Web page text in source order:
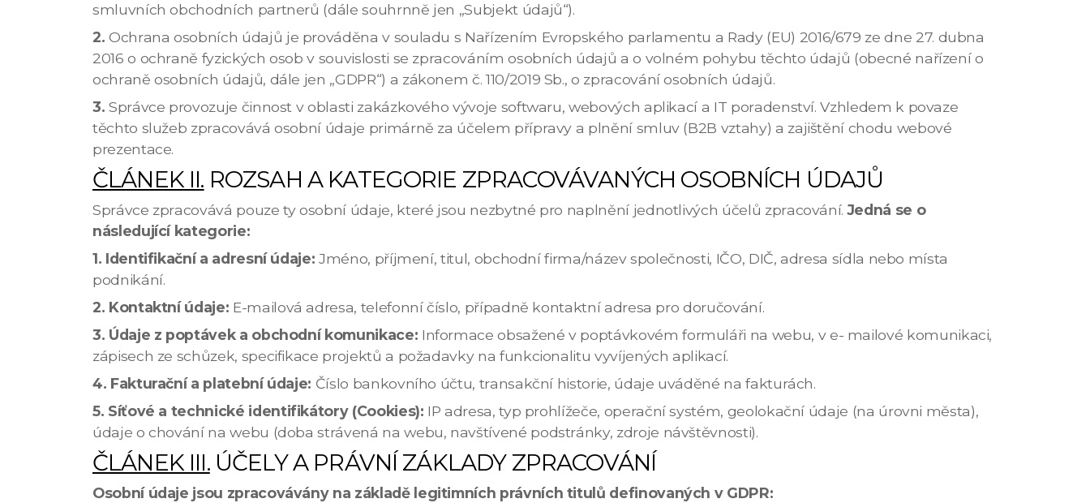
smluvních obchodních partnerů (dále souhrnně jen „Subjekt údajů“).
2. Ochrana osobních údajů je prováděna v souladu s Nařízením Evropského parlamentu a Rady (EU) 2016/679 ze dne 27. dubna
2016 o ochraně fyzických osob v souvislosti se zpracováním osobních údajů a o volném pohybu těchto údajů (obecné nařízení o
ochraně osobních údajů, dále jen „GDPR“) a zákonem č. 110/2019 Sb., o zpracování osobních údajů.
3. Správce provozuje činnost v oblasti zakázkového vývoje softwaru, webových aplikací a IT poradenství. Vzhledem k povaze
těchto služeb zpracovává osobní údaje primárně za účelem přípravy a plnění smluv (B2B vztahy) a zajištění chodu webové
prezentace.
ČLÁNEK II. ROZSAH A KATEGORIE ZPRACOVÁVANÝCH OSOBNÍCH ÚDAJŮ
Správce zpracovává pouze ty osobní údaje, které jsou nezbytné pro naplnění jednotlivých účelů zpracování. Jedná se o
následující kategorie:
1. Identifikační a adresní údaje: Jméno, příjmení, titul, obchodní firma/název společnosti, IČO, DIČ, adresa sídla nebo místa
podnikání.
2. Kontaktní údaje: E-mailová adresa, telefonní číslo, případně kontaktní adresa pro doručování.
3. Údaje z poptávek a obchodní komunikace: Informace obsažené v poptávkovém formuláři na webu, v e- mailové komunikaci,
zápisech ze schůzek, specifikace projektů a požadavky na funkcionalitu vyvíjených aplikací.
4. Fakturační a platební údaje: Číslo bankovního účtu, transakční historie, údaje uváděné na fakturách.
5. Síťové a technické identifikátory (Cookies): IP adresa, typ prohlížeče, operační systém, geolokační údaje (na úrovni města),
údaje o chování na webu (doba strávená na webu, navštívené podstránky, zdroje návštěvnosti).
ČLÁNEK III.ÚČELY A PRÁVNÍ ZÁKLADY ZPRACOVÁNÍ
Osobní údaje jsou zpracovávány na základě legitimních právních titulů definovaných v GDPR: